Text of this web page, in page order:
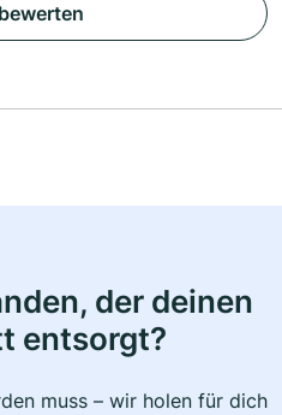
der deinen
entsorgt?
muss – wir holen für dich